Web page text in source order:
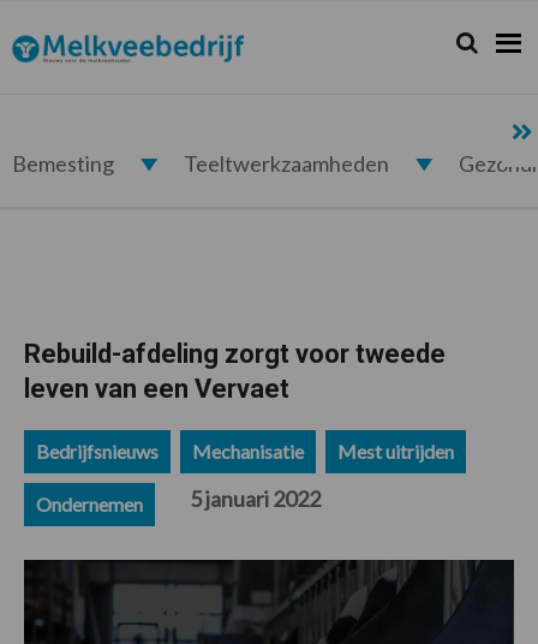
de
hoofdnavigatie
de
hoofd
de
eerste
de
voettekst
Melkveebedrijf.nl Zoeken...
Zoek
Bemesting Teeltwerkzaamheden
Rebuild-afdeling zorgt voor tweede
leven van een Vervaet
Bedrijfsnieuws Mechanisatie Mest uitrijden
Ondernemen 5 januari 2022